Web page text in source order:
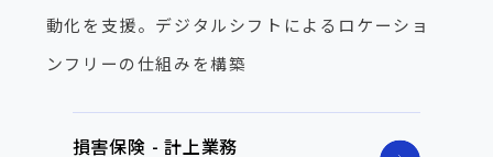
動化を支援。デジタルシフトによるロケーショ
ンフリーの仕組みを構築
損害保険 - 計上業務